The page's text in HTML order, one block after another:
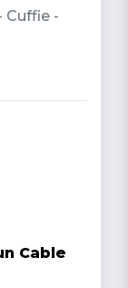
Cuffie -
Cable